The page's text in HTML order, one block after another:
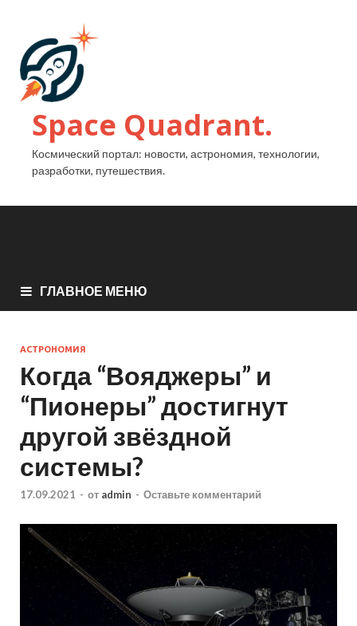
Space Quadrant.
Космический портал: новости, астрономия, технологии,
разработки, путешествия.
ГЛАВНОЕ МЕНЮ
АСТРОНОМИЯ
Когда “Вояджеры” и
“Пионеры” достигнут
другой звёздной
системы?
17.09.2021 - от admin - Оставьте комментарий